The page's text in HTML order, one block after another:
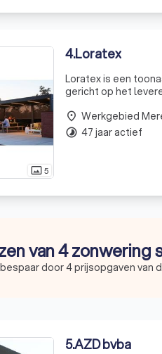
photo_size_select_actual5
4.Loratex
Loratex is een
gericht op het
en b
place Werkgebied
timelapse 47 jaar actief
van 4
door 4 prijsopgaven
5.AZD bvba